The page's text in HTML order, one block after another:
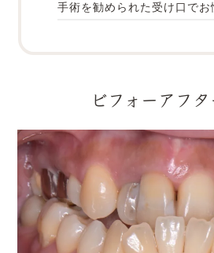
手術を勧められた受け口でお
ビフォーアフ